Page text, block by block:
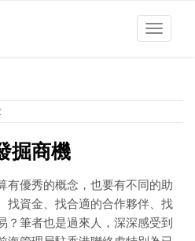
Toggle
掘商機
有優秀的概念，也要有不同的助
找資金、找合適的合作夥伴、找
？筆者也是過來人，深深感受到